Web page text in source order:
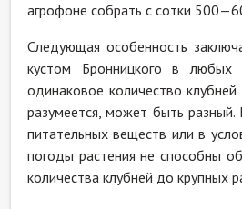
агрофоне собрать с сотки
Следующая особенность
кустом Бронницкого в любых
одинаковое количество
разумеется, может быть разный.
питательных веществ или в
погоды растения не способны
количества клубней до крупных